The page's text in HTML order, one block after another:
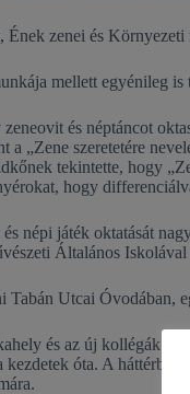
zenei és
mellett egyénileg is
és néptáncot
a „Zene szeretetére
tekintette, hogy
hogy
népi játék oktatását
Általános
Tabán Utcai Óvodában,
és az új kollégák
óta. A